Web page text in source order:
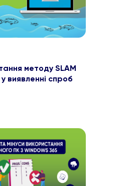
методу SLAM
виявленні спроб